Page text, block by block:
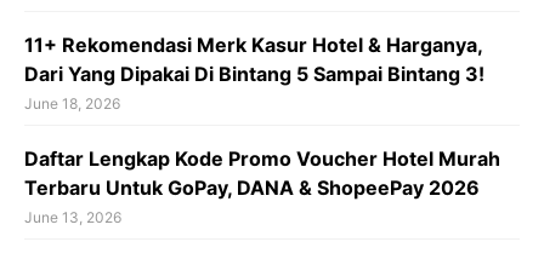
11+ Rekomendasi Merk Kasur Hotel & Harganya,
Dari Yang Dipakai Di Bintang 5 Sampai Bintang 3!
June 18, 2026
Daftar Lengkap Kode Promo Voucher Hotel Murah
Terbaru Untuk GoPay, DANA & ShopeePay 2026
June 13, 2026